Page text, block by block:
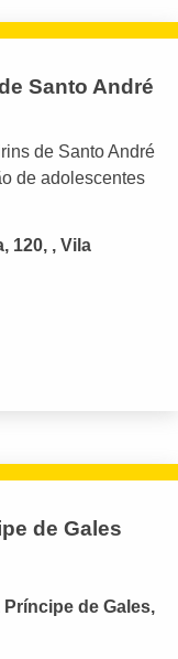
Santo André
de Santo André
de adolescentes
120, , Vila
de Gales
de Gales,